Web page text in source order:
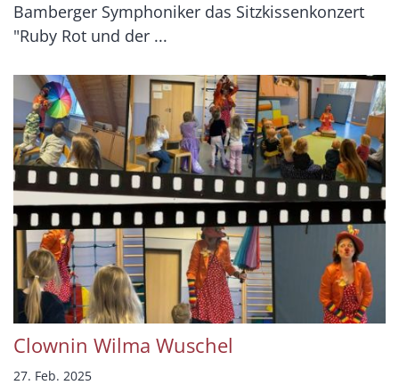
Bamberger Symphoniker das Sitzkissenkonzert
"Ruby Rot und der ...
Clownin Wilma Wuschel
27. Feb. 2025